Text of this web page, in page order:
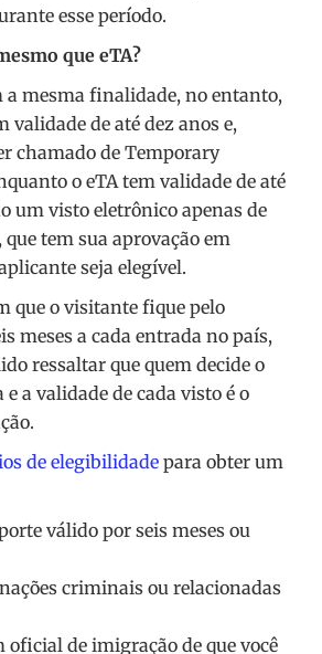
esse período.
que eTA?
a mesma finalidade, no entanto,
validade de até dez anos e,
chamado de Temporary
o eTA tem validade de até
um visto eletrônico apenas de
tem sua aprovação em
seja elegível.
que o visitante fique pelo
meses a cada entrada no país,
ressaltar que quem decide o
a validade de cada visto é o
de elegibilidade para obter um
válido por seis meses ou
criminais ou relacionadas
oficial de imigração de que você